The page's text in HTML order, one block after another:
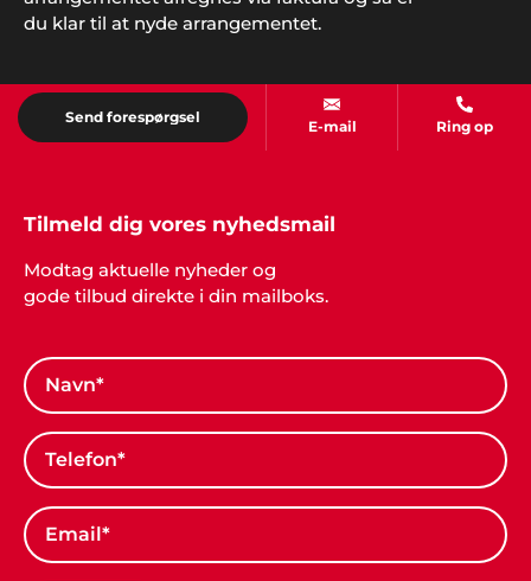
du klar til at nyde arrangementet.
Send forespørgsel
E-mail Ring op
Tilmeld dig vores nyhedsmail
Modtag aktuelle nyheder og
gode tilbud direkte i din mailboks.